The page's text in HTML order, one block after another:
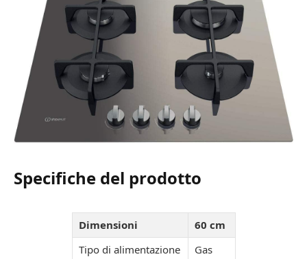
Specifiche del prodotto
Dimensioni
60 cm
Tipo di alimentazione
Gas